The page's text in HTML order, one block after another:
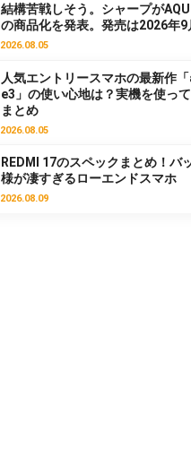
結構苦戦しそう。シャープが
の商品化を発表。発売は2026年9
2026.08.05
人気エントリースマホの最新作
e3」の使い心地は？実機を使っ
まとめ
2026.08.05
REDMI 17のスペックまとめ！バ
様が凄すぎるローエンドスマホ
2026.08.09